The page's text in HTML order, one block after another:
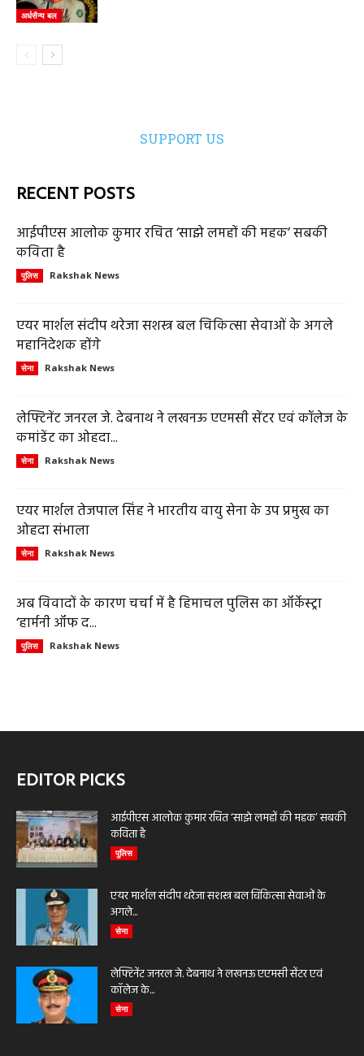
अर्धसैन्य बल
SUPPORT US
RECENT POSTS
आईपीएस आलोक कुमार रचित ‘साझे लमहों की महक’ सबकी
कविता है
पुलिस Rakshak News
एयर मार्शल संदीप थरेजा सशस्त्र बल चिकित्सा सेवाओं के अगले
महानिदेशक होंगे
सेना Rakshak News
लेफ्टिनेंट जनरल जे. देबनाथ ने लखनऊ एएमसी सेंटर एवं कॉलेज के
कमांडेंट का ओहदा...
सेना Rakshak News
एयर मार्शल तेजपाल सिंह ने भारतीय वायु सेना के उप प्रमुख का
ओहदा संभाला
सेना Rakshak News
अब विवादों के कारण चर्चा में है हिमाचल पुलिस का ऑर्केस्ट्रा
‘हार्मनी ऑफ द...
पुलिस Rakshak News
EDITOR PICKS
आईपीएस आलोक कुमार रचित ‘साझे लमहों की महक’ सबकी
कविता है
पुलिस
एयर मार्शल संदीप थरेजा सशस्त्र बल चिकित्सा सेवाओं के
अगले...
सेना
लेफ्टिनेंट जनरल जे. देबनाथ ने लखनऊ एएमसी सेंटर एवं
कॉलेज के...
सेना